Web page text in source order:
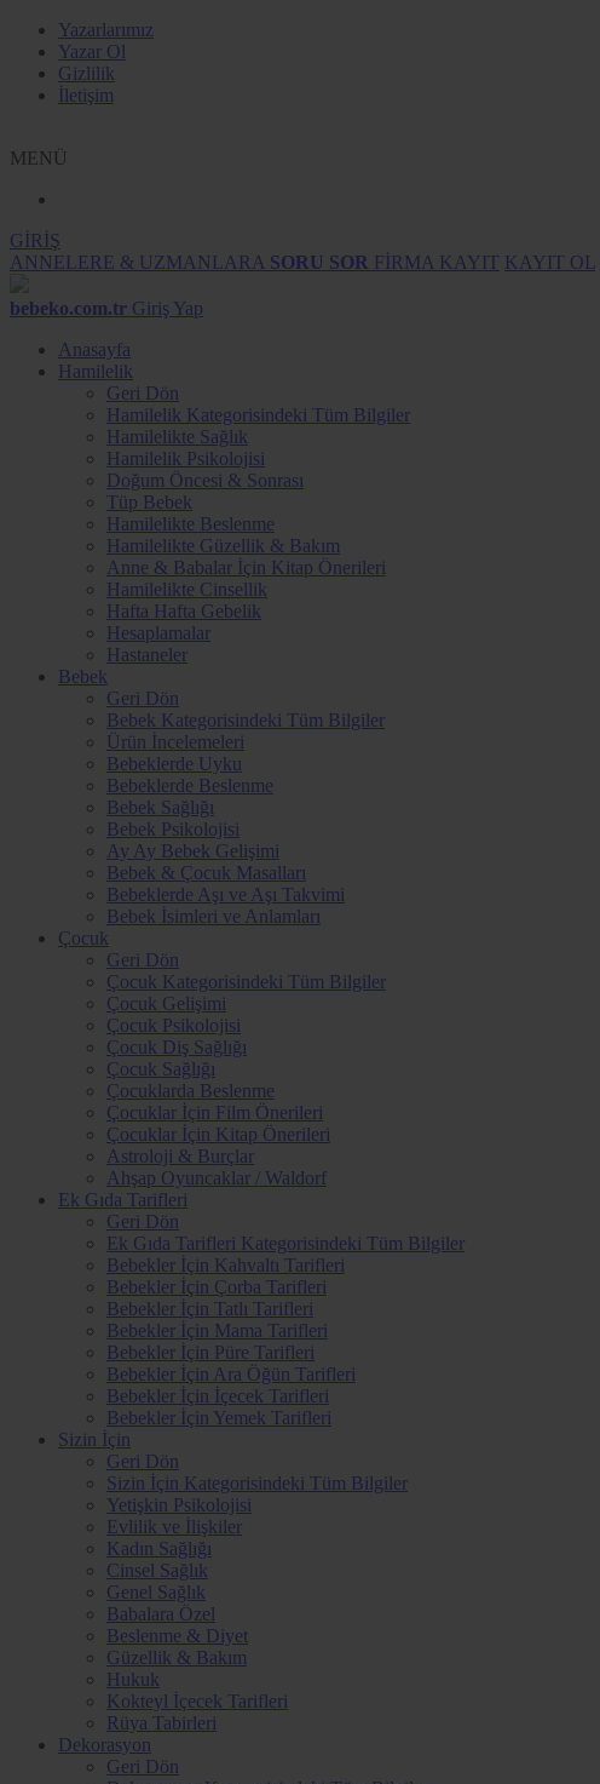
Yazarlarımız
Yazar Ol
Gizlilik
İletişim
MENÜ
GİRİŞ
ANNELERE & UZMANLARA SORU SOR FİRMA KAYIT KAYIT OL
bebeko.com.tr Giriş Yap
Anasayfa
Hamilelik
Geri Dön
Hamilelik Kategorisindeki Tüm Bilgiler
Hamilelikte Sağlık
Hamilelik Psikolojisi
Doğum Öncesi & Sonrası
Tüp Bebek
Hamilelikte Beslenme
Hamilelikte Güzellik & Bakım
Anne & Babalar İçin Kitap Önerileri
Hamilelikte Cinsellik
Hafta Hafta Gebelik
Hesaplamalar
Hastaneler
Bebek
Geri Dön
Bebek Kategorisindeki Tüm Bilgiler
Ürün İncelemeleri
Bebeklerde Uyku
Bebeklerde Beslenme
Bebek Sağlığı
Bebek Psikolojisi
Ay Ay Bebek Gelişimi
Bebek & Çocuk Masalları
Bebeklerde Aşı ve Aşı Takvimi
Bebek İsimleri ve Anlamları
Çocuk
Geri Dön
Çocuk Kategorisindeki Tüm Bilgiler
Çocuk Gelişimi
Çocuk Psikolojisi
Çocuk Diş Sağlığı
Çocuk Sağlığı
Çocuklarda Beslenme
Çocuklar İçin Film Önerileri
Çocuklar İçin Kitap Önerileri
Astroloji & Burçlar
Ahşap Oyuncaklar / Waldorf
Ek Gıda Tarifleri
Geri Dön
Ek Gıda Tarifleri Kategorisindeki Tüm Bilgiler
Bebekler İçin Kahvaltı Tarifleri
Bebekler İçin Çorba Tarifleri
Bebekler İçin Tatlı Tarifleri
Bebekler İçin Mama Tarifleri
Bebekler İçin Püre Tarifleri
Bebekler İçin Ara Öğün Tarifleri
Bebekler İçin İçecek Tarifleri
Bebekler İçin Yemek Tarifleri
Sizin İçin
Geri Dön
Sizin İçin Kategorisindeki Tüm Bilgiler
Yetişkin Psikolojisi
Evlilik ve İlişkiler
Kadın Sağlığı
Cinsel Sağlık
Genel Sağlık
Babalara Özel
Beslenme & Diyet
Güzellik & Bakım
Hukuk
Kokteyl İçecek Tarifleri
Rüya Tabirleri
Dekorasyon
Geri Dön